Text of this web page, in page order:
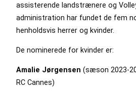
assisterende landstrænere og
administration har fundet de fem
henholdsvis herrer og kvinder.
De nominerede for kvinder er:
Amalie Jørgensen (sæson 2023-
RC Cannes)